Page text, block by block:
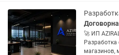
🚀 ИП
Разработка
магазинов,